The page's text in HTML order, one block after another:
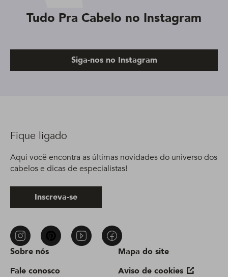
Tudo Pra Cabelo no Instagram
Siga-nos no Instagram
Sobre nós
Fale conosco
Mapa do site
Aviso de cookies
Fique ligado
Aqui você encontra as últimas novidades do universo dos
cabelos e dicas de especialistas!
Inscreva-se